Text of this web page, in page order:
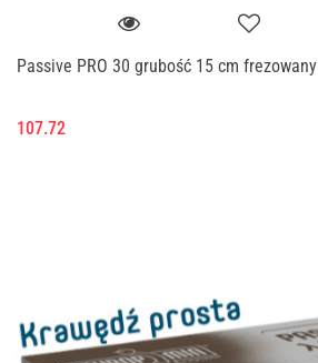
Passive PRO 30 grubość 15 cm frezowany
107.72